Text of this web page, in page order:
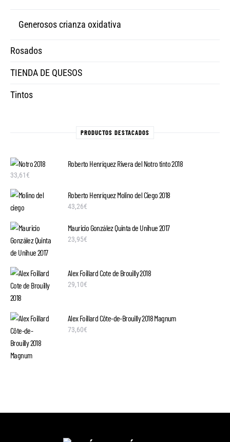
Generosos crianza oxidativa
Rosados
TIENDA DE QUESOS
Tintos
PRODUCTOS DESTACADOS
Roberto Henríquez Rivera del Notro tinto 2018
33,61€
Roberto Henríquez Molino del Ciego 2018
43,26€
Mauricio González Quinta de Unihue 2017
23,95€
Alex Foillard Cote de Brouilly 2018
29,10€
Alex Foillard Côte-de-Brouilly 2018 Magnum
73,60€